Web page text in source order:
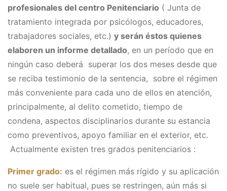
profesionales del centro Penitenciario ( Junta de
tratamiento integrada por psicólogos, educadores,
trabajadores sociales, etc.) y serán éstos quienes
elaboren un informe detallado, en un período que en
ningún caso deberá superar los dos meses desde que
se reciba testimonio de la sentencia, sobre el régimen
más conveniente para cada uno de ellos en atención,
principalmente, al delito cometido, tiempo de
condena, aspectos disciplinarios durante su estancia
como preventivos, apoyo familiar en el exterior, etc.
Actualmente existen tres grados penitenciarios :
Primer grado: es el régimen más rígido y su aplicación
no suele ser habitual, pues se restringen, aún más si